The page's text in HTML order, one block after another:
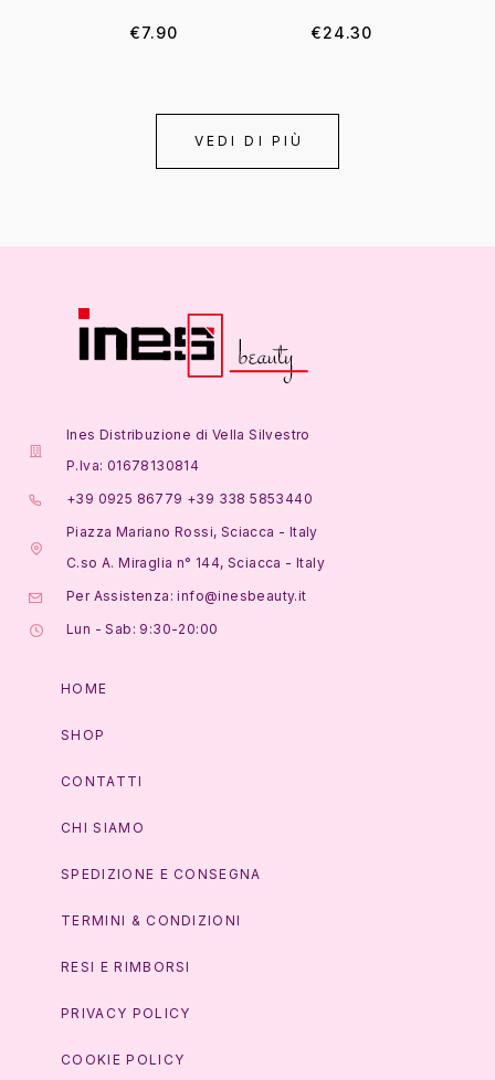
€7.90 €24.30
VEDI DI PIÙ
Ines Distribuzione di Vella Silvestro
P.Iva: 01678130814
+39 0925 86779 +39 338 5853440
Piazza Mariano Rossi, Sciacca - Italy
C.so A. Miraglia n° 144, Sciacca - Italy
Per Assistenza: info@inesbeauty.it
Lun - Sab: 9:30-20:00
HOME
SHOP
CONTATTI
CHI SIAMO
SPEDIZIONE E CONSEGNA
TERMINI & CONDIZIONI
RESI E RIMBORSI
PRIVACY POLICY
COOKIE POLICY